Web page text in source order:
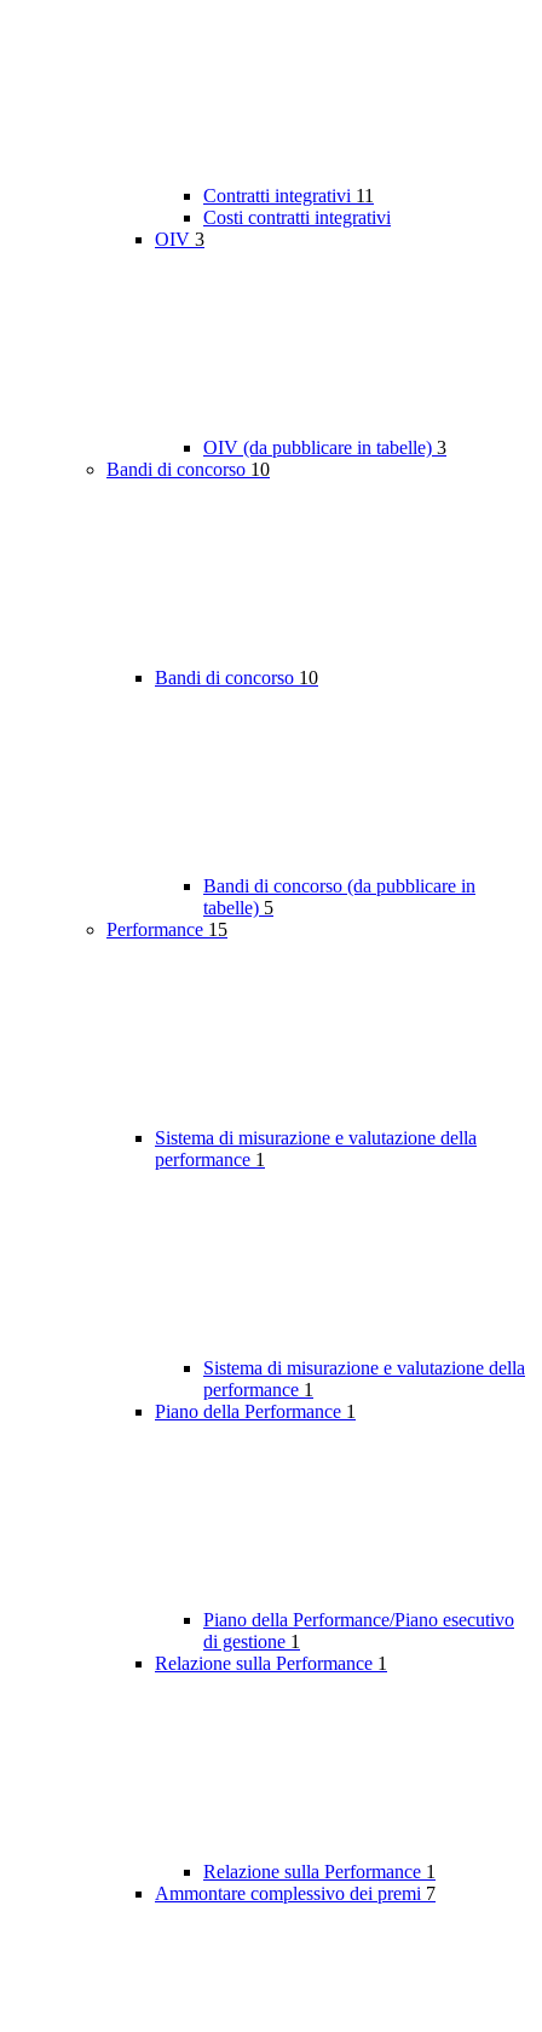
Contratti integrativi 11
Costi contratti integrativi
OIV 3
OIV (da pubblicare in tabelle) 3
Bandi di concorso 10
Bandi di concorso 10
Bandi di concorso (da pubblicare in
tabelle) 5
Performance 15
Sistema di misurazione e valutazione della
performance 1
Sistema di misurazione e valutazione della
performance 1
Piano della Performance 1
Piano della Performance/Piano esecutivo
di gestione 1
Relazione sulla Performance 1
Relazione sulla Performance 1
Ammontare complessivo dei premi 7